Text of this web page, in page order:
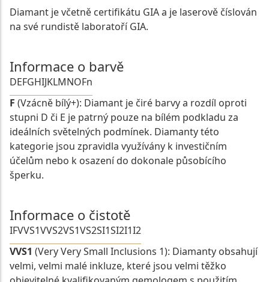
Diamant je včetně certifikátu GIA a je laserově číslován
na své rundistě laboratoří GIA.
Informace o barvě
DEFGHIJKLMNOFn
F (Vzácně bílý+): Diamant je čiré barvy a rozdíl oproti
stupni D či E je patrný pouze na bílém podkladu za
ideálních světelných podmínek. Diamanty této
kategorie jsou zpravidla využívány k investičním
účelům nebo k osazení do dokonale působícího
šperku.
Informace o čistotě
IFVVS1VVS2VS1VS2SI1SI2I1I2
VVS1 (Very Very Small Inclusions 1): Diamanty obsahují
velmi, velmi malé inkluze, které jsou velmi těžko